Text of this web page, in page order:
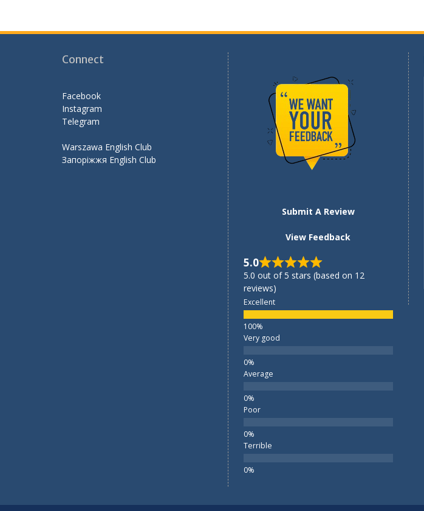
k
Connect
Facebook
Instagram
Telegram
Warszawa English Club
Запоріжжя English Club
Submit A Review
View Feedback
5.0
5.0 out of 5 stars (based on 12
reviews)
Excellent
Very good
Average
Poor
Terrible